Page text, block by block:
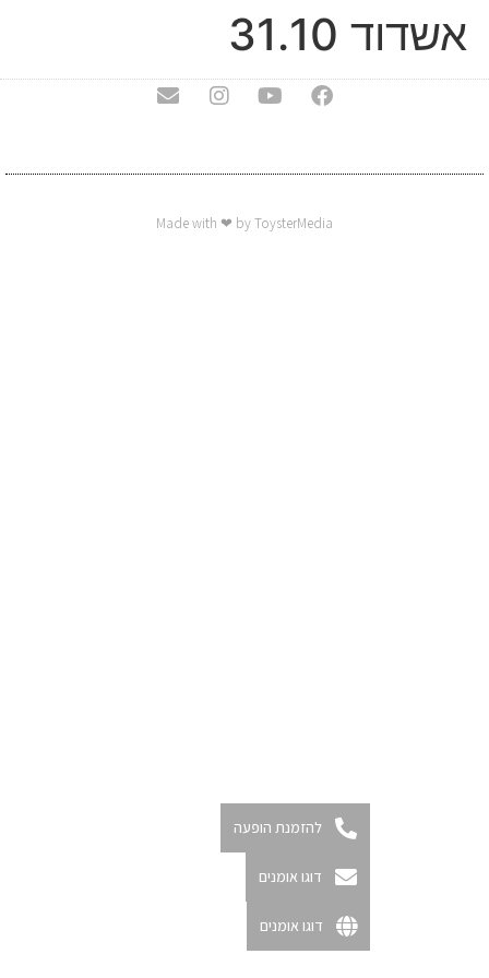
אשדוד 31.10
Made with ❤ by ToysterMedia
להזמנת הופעה
דוגו אומנים
דוגו אומנים